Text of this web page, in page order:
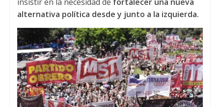
alternativa política desde y junto a la izquierda.